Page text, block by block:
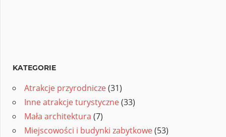
KATEGORIE
Atrakcje przyrodnicze(31)
Inne atrakcje turystyczne(33)
Mała architektura (7)
Miejscowości i budynki zabytkowe(53)